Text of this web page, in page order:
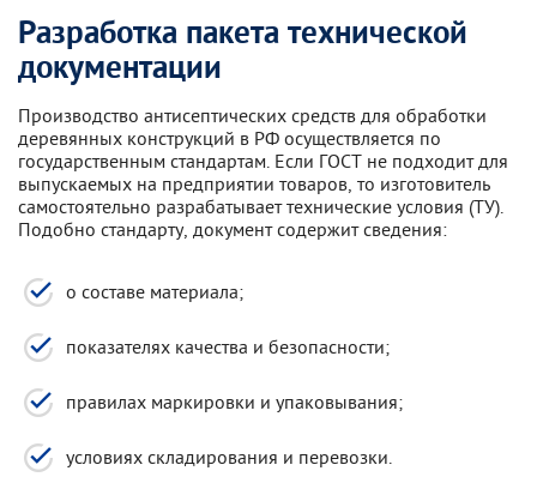
Разработка пакета технической
документации
Производство антисептических средств для обработки
деревянных конструкций в РФ осуществляется по
государственным стандартам. Если ГОСТ не подходит для
выпускаемых на предприятии товаров, то изготовитель
самостоятельно разрабатывает технические условия (ТУ).
Подобно стандарту, документ содержит сведения:
о составе материала;
показателях качества и безопасности;
правилах маркировки и упаковывания;
условиях складирования и перевозки.